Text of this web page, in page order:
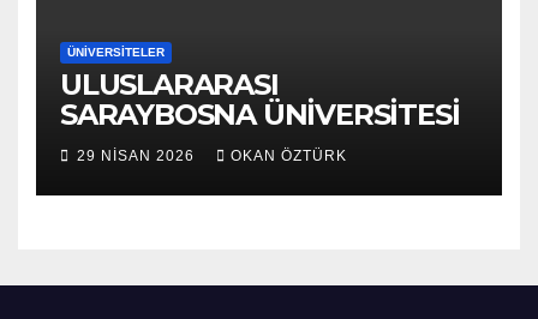
ÜNIVERSITELER
ULUSLARARASI
SARAYBOSNA ÜNİVERSİTESİ
29 NISAN 2026 OKAN ÖZTÜRK